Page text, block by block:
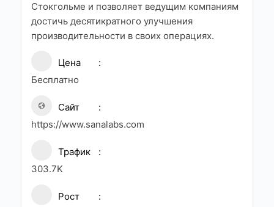
Стокгольме и позволяет ведущим компаниям
достичь десятикратного улучшения
производительности в своих операциях.
Цена
Бесплатно
Сайт
https://www.sanalabs.com
Трафик
303.7K
Рост